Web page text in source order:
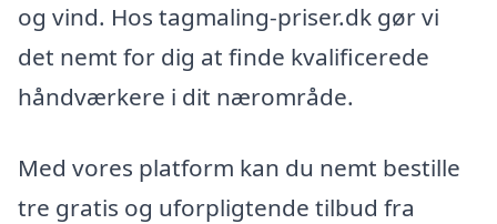
og vind. Hos tagmaling-priser.dk gør vi
det nemt for dig at finde kvalificerede
håndværkere i dit nærområde.
Med vores platform kan du nemt bestille
tre gratis og uforpligtende tilbud fra